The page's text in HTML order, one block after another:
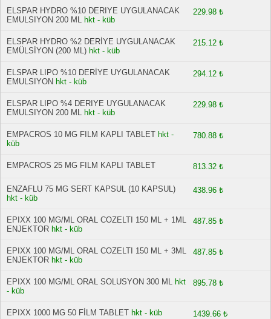
ELSPAR HYDRO %10 DERIYE UYGULANACAK
EMULSIYON 200 ML hkt - küb
229.98 ₺
ELSPAR HYDRO %2 DERİYE UYGULANACAK
EMÜLSİYON (200 ML) hkt - küb
215.12 ₺
ELSPAR LIPO %10 DERİYE UYGULANACAK
EMULSIYON hkt - küb
294.12 ₺
ELSPAR LIPO %4 DERIYE UYGULANACAK
EMULSIYON 200 ML hkt - küb
229.98 ₺
EMPACROS 10 MG FILM KAPLI TABLET hkt -
küb
780.88 ₺
EMPACROS 25 MG FILM KAPLI TABLET 813.32 ₺
ENZAFLU 75 MG SERT KAPSUL (10 KAPSUL)
hkt - küb
438.96 ₺
EPIXX 100 MG/ML ORAL COZELTI 150 ML + 1ML
ENJEKTOR hkt - küb
487.85 ₺
EPIXX 100 MG/ML ORAL COZELTI 150 ML + 3ML
ENJEKTOR hkt - küb
487.85 ₺
EPIXX 100 MG/ML ORAL SOLUSYON 300 ML hkt
- küb
895.78 ₺
EPIXX 1000 MG 50 FİLM TABLET hkt - küb 1439.66 ₺